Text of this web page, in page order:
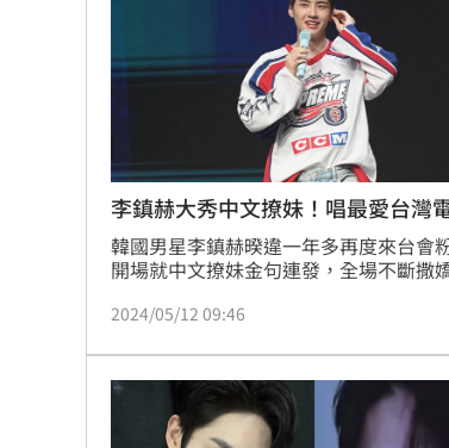
李鎮赫大秀中文撩妹！唱最愛台灣
韓國男星李鎮赫暌違一年多再度來台會
開場就中文撩妹金句連發，全場不斷撒
加名曲，還誠意滿滿獻唱中文歌。和粉絲
在台留下美好回憶。
2024/05/12 09:46